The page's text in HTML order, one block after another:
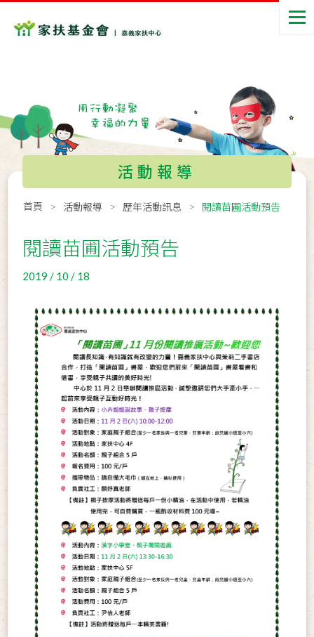
活動報導
首頁 活動報導 歷年活動訊息 閱讀苗圃活動預告
閱讀苗圃活動預告
2019 / 10 / 18